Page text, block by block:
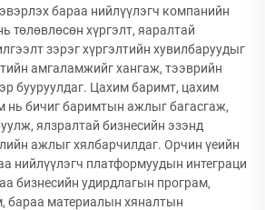
бараа нийлүүлэгч компанийн
төлөвлөсөн хүргэлт, яаралтай
зэрэг хүргэлтийн хувилбаруудыг
амгаламжийг хангаж, тээврийн
бууруулдаг. Цахим баримт, цахим
нь бичиг баримтын ажлыг багасгаж,
ялзралтай бизнесийн эзэнд
ажлыг хялбарчилдаг. Орчин үеийн
нийлүүлэгч платформуудын интеграци
бизнесийн удирдлагын програм,
бараа материалын хяналтын